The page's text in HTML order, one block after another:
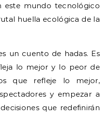
este mundo tecnológico
huella ecológica de la
un cuento de hadas. Es
lo mejor y lo peor de
que refleje lo mejor,
y empezar a
que redefinirán